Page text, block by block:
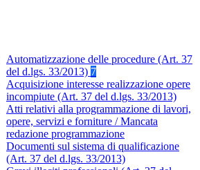
Automatizzazione delle procedure (Art. 37
del d.lgs. 33/2013) 7
Acquisizione interesse realizzazione opere
incompiute (Art. 37 del d.lgs. 33/2013)
Atti relativi alla programmazione di lavori,
opere, servizi e forniture / Mancata
redazione programmazione
Documenti sul sistema di qualificazione
(Art. 37 del d.lgs. 33/2013)